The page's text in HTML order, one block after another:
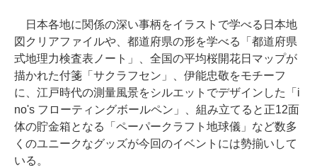
日本各地に関係の深い事柄をイラストで学べる日本地
図クリアファイルや、都道府県の形を学べる「都道府県
式地理力検査表ノート」、全国の平均桜開花日マップが
描かれた付箋「サクラフセン」、伊能忠敬をモチーフ
に、江戸時代の測量風景をシルエットでデザインした「i
no's フローティングボールペン」、組み立てると正12面
体の貯金箱となる「ペーパークラフト地球儀」など数多
くのユニークなグッズが今回のイベントには勢揃いして
いる。